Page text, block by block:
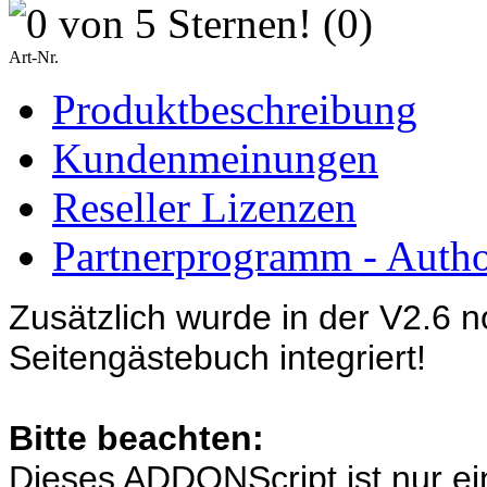
(0)
Art-Nr.
Produktbeschreibung
Kundenmeinungen
Reseller Lizenzen
Partnerprogramm -
Zusätzlich wurde in der V2.6
Seitengästebuch integriert!
Bitte beachten:
Dieses ADDONScript ist nur